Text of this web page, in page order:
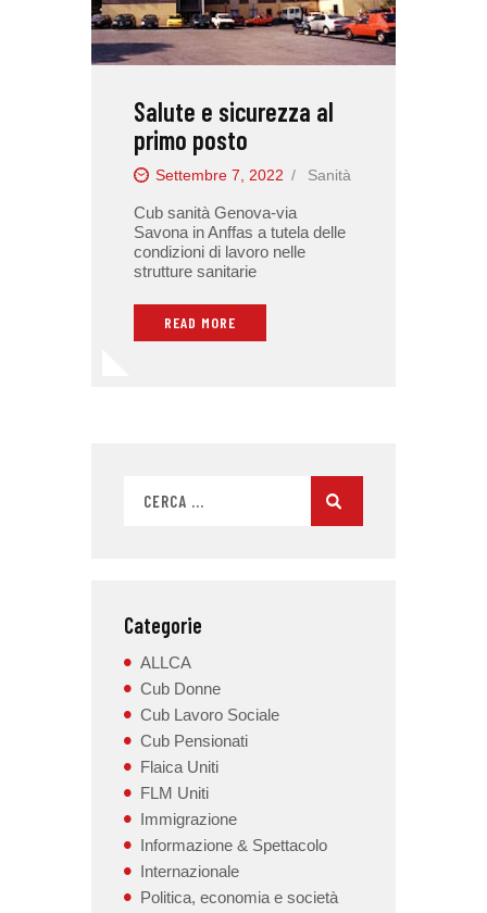
Salute e sicurezza al
primo posto
Settembre 7, 2022 Sanità
Cub sanità Genova-via
Savona in Anffas a tutela delle
condizioni di lavoro nelle
strutture sanitarie
READ MORE
Categorie
ALLCA
Cub Donne
Cub Lavoro Sociale
Cub Pensionati
Flaica Uniti
FLM Uniti
Immigrazione
Informazione & Spettacolo
Internazionale
Politica, economia e società